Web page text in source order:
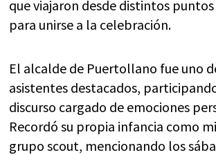
que viajaron desde distintos puntos
para unirse a la celebración.
El alcalde de Puertollano fue uno
asistentes destacados,
discurso cargado de emociones
Recordó su propia infancia como
grupo scout, mencionando los